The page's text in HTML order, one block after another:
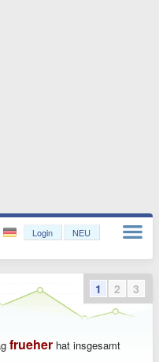
Login NEU
frueher hat insgesamt
1 2 3